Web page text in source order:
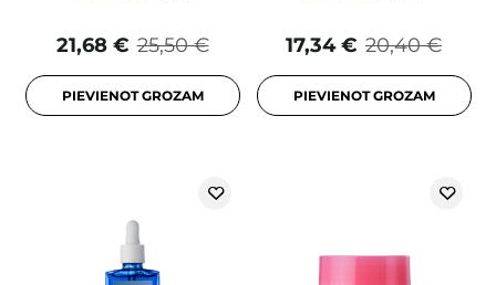
25,50 €
21,68 €
PIEVIENOT GROZAM
20,40 €
17,34 €
PIEVIENOT GROZAM